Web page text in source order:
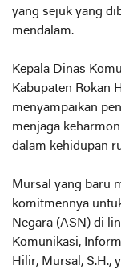
yang sejuk yang
mendalam.
Kepala Dinas
Kabupaten Rokan
menyampaikan
menjaga
dalam kehidupan
Mursal yang baru
komitmennya
Negara (ASN) di
Komunikasi,
Hilir, Mursal, S.H.,